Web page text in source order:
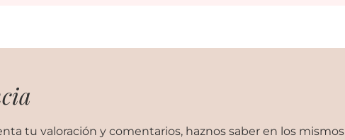
tu valoración y comentarios, haznos saber en los mismos